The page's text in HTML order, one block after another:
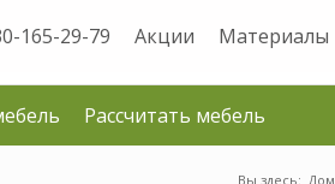
165-29-79 Акции Материалы
Рассчитать мебель
Вы здесь: